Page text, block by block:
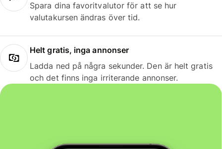
Spara dina favoritvalutor för att se hur
valutakursen ändras över tid.
Helt gratis, inga annonser
Ladda ned på några sekunder. Den är helt gratis
och det finns inga irriterande annonser.